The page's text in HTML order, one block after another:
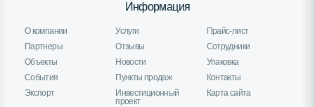
Информация
О компании Услуги
Прайс-лист
Партнеры
Отзывы
Сотрудники
Объекты
Новости
Упаковка
События
Пункты продаж
Контакты
Экспорт
Инвестиционный
проект
Карта сайта